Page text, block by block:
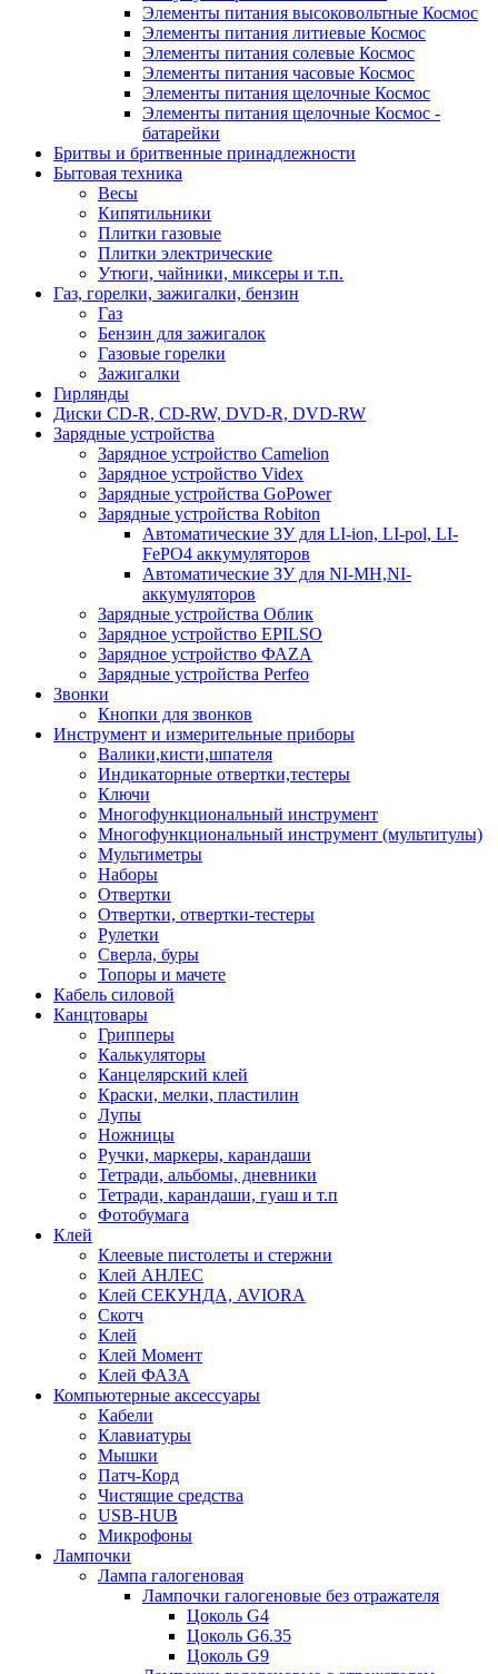
Элементы питания высоковольтные Космос
Элементы питания литиевые Космос
Элементы питания солевые Космос
Элементы питания часовые Космос
Элементы питания щелочные Космос
Элементы питания щелочные Космос -
батарейки
Бритвы и бритвенные принадлежности
Бытовая техника
Весы
Кипятильники
Плитки газовые
Плитки электрические
Утюги, чайники, миксеры и т.п.
Газ, горелки, зажигалки, бензин
Газ
Бензин для зажигалок
Газовые горелки
Зажигалки
Гирлянды
Диски CD-R, CD-RW, DVD-R, DVD-RW
Зарядные устройства
Зарядное устройство Camelion
Зарядное устройство Videx
Зарядные устройства GoPower
Зарядные устройства Robiton
Автоматические ЗУ для LI-ion, LI-pol, LI-
FePO4 аккумуляторов
Автоматические ЗУ для NI-MH,NI-
аккумуляторов
Зарядные устройства Облик
Зарядное устройство EPILSO
Зарядное устройство ФАZА
Зарядные устройства Perfeo
Звонки
Кнопки для звонков
Инструмент и измерительные приборы
Валики,кисти,шпателя
Индикаторные отвертки,тестеры
Ключи
Многофункциональный инструмент
Многофункциональный инструмент (мультитулы)
Мультиметры
Наборы
Отвертки
Отвертки, отвертки-тестеры
Рулетки
Сверла, буры
Топоры и мачете
Кабель силовой
Канцтовары
Грипперы
Калькуляторы
Канцелярский клей
Краски, мелки, пластилин
Лупы
Ножницы
Ручки, маркеры, карандаши
Тетради, альбомы, дневники
Тетради, карандаши, гуаш и т.п
Фотобумага
Клей
Клеевые пистолеты и стержни
Клей АНЛЕС
Клей СЕКУНДА, AVIORA
Скотч
Клей
Клей Момент
Клей ФАЗА
Компьютерные аксессуары
Кабели
Клавиатуры
Мышки
Патч-Корд
Чистящие средства
USB-HUB
Микрофоны
Лампочки
Лампа галогеновая
Лампочки галогеновые без отражателя
Цоколь G4
Цоколь G6.35
Цоколь G9